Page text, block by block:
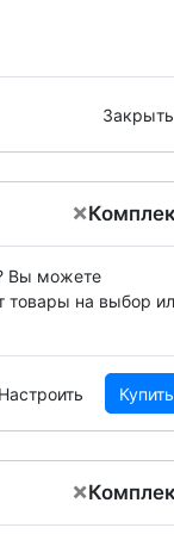
Закрыть
×
Вы можете
товары на выбор
Настроить Купить
×